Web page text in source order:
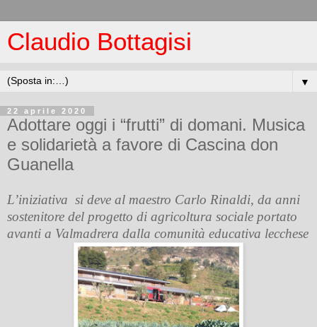
Claudio Bottagisi
▼
22 aprile 2020
Adottare oggi i “frutti” di domani. Musica
e solidarietà a favore di Cascina don
Guanella
L’iniziativa si deve al maestro Carlo Rinaldi, da anni
sostenitore del progetto di agricoltura sociale portato
avanti a Valmadrera dalla comunità educativa lecchese